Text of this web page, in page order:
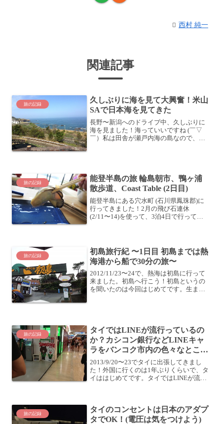
西村 純一
関連記事
旅の記録
久しぶりに海を見て大興奮！米山
SAで日本海を見てきた
長野〜新潟へのドライブ中、久しぶりに
海を見ました！海っていいですね (￣▽
￣）私は田舎が瀬戸内海の島なので、海
旅の記録
能登半島の旅 輪島朝市、鴨ヶ浦
散歩道、Coast Table (2日目)
能登半島にある穴水町 (石川県鳳珠郡)に
行ってきました！2月の飛び石連休
(2/11〜14)を使って、3泊4日で行ってき
ックパ...
旅の記録
初島旅行紀 〜1日目 初島までは熱
海港から船で30分の旅〜
2012/11/23〜24で、熱海は初島に行って
来ました。初島へ行こう！初島というの
を聞いたのは今回はじめてです。生まれ
旅の記録
タイではLINEが流行っているの
か？カシコン銀行などLINEキャ
ラをバンコク市内の色々なところ
で見かける
2013/9/20〜23でタイに出張してきまし
た！外国に行くのは1年ぶりくらいで、タ
イははじめてです。タイではLINEが流行
でL...
旅の記録
タイのコンセントは日本のアダプ
タでOK！(電圧は気をつけよう)